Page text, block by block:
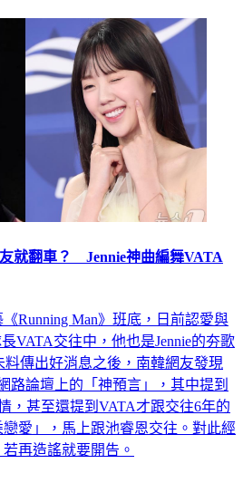
就翻車？ Jennie神曲編舞VATA
Running Man》班底，日前認愛與
VATA交往中，他也是Jennie的夯歌
料傳出好消息之後，南韓網友發現
路論壇上的「神預言」，其中提到
，甚至還提到VATA才跟交往6年的
愛」，馬上跟池睿恩交往。對此經
再造謠就要開告。